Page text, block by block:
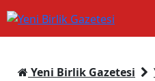
Yeni Birlik Gazetesi